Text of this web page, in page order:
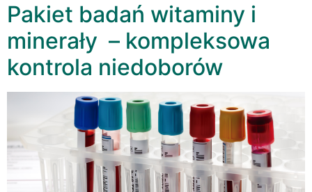
Pakiet badań witaminy i
minerały – kompleksowa
kontrola niedoborów